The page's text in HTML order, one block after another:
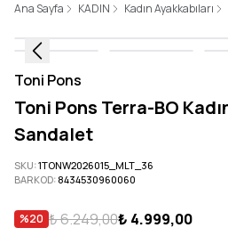
Ana Sayfa KADIN Kadın Ayakkabıları
Toni Pons
Toni Pons Terra-BO
Sandalet
SKU:1TONW2026015_MLT_36
BARKOD: 8434530960060
%20 ₺ 6.249,00₺ 4.999,00